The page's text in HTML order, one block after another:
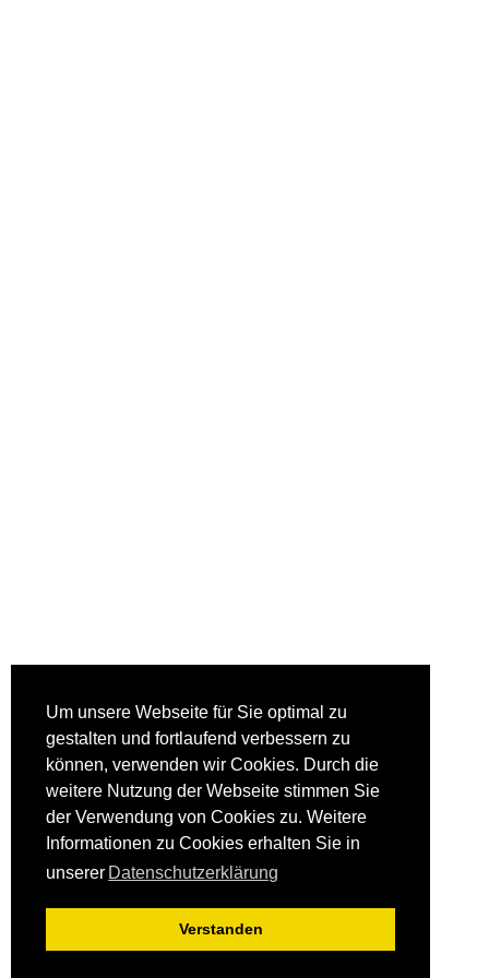
Um unsere Webseite für Sie optimal zu
gestalten und fortlaufend verbessern zu
können, verwenden wir Cookies. Durch die
weitere Nutzung der Webseite stimmen Sie
der Verwendung von Cookies zu. Weitere
Informationen zu Cookies erhalten Sie in
unserer Datenschutzerklärung
Verstanden